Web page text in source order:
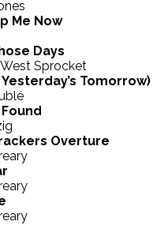
Me Now
Days
Sprocket
Tomorrow)
Overture